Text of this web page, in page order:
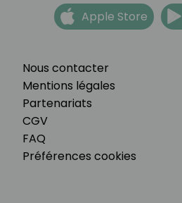
Nous contacter
Mentions légales
Partenariats
CGV
FAQ
Préférences cookies
Apple Store